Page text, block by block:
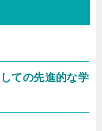
ての先進的な学